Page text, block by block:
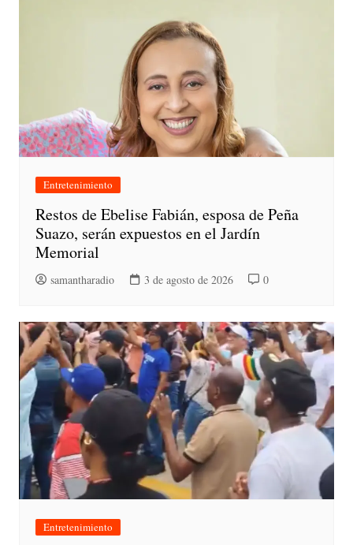
Entretenimiento
Restos de Ebelise Fabián, esposa de Peña
Suazo, serán expuestos en el Jardín
Memorial
samantharadio 3 de agosto de 2026 0
Entretenimiento